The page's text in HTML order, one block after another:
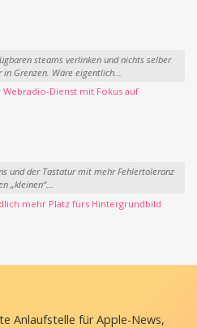
steams verlinken und nichts selber
Grenzen. Wäre eigentlich...
Dienst mit Fokus auf
und der Tastatur mit mehr Fehlertoleranz
„kleinen“...
mehr Platz fürs Hintergrundbild
Anlaufstelle für Apple-News,